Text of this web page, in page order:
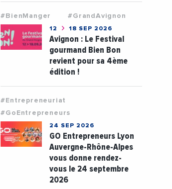
#BienManger #GrandAvignon
12 18 SEP 2026
Avignon : Le Festival
gourmand Bien Bon
revient pour sa 4ème
édition !
#Entrepreneuriat
#GoEntrepreneurs
24 SEP 2026
GO Entrepreneurs Lyon
Auvergne-Rhône-Alpes
vous donne rendez-
vous le 24 septembre
2026